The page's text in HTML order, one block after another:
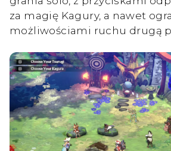
za magię Kagury, a nawet
możliwościami ruchu drugą